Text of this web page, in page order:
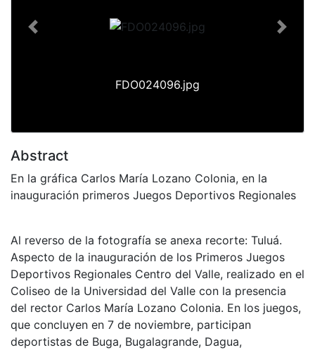
FDO024096.jpg
Previous Next
Abstract
En la gráfica Carlos María Lozano Colonia, en la
inauguración primeros Juegos Deportivos Regionales
Al reverso de la fotografía se anexa recorte: Tuluá.
Aspecto de la inauguración de los Primeros Juegos
Deportivos Regionales Centro del Valle, realizado en el
Coliseo de la Universidad del Valle con la presencia
del rector Carlos María Lozano Colonia. En los juegos,
que concluyen en 7 de noviembre, participan
deportistas de Buga, Bugalagrande, Dagua,